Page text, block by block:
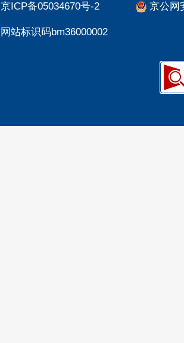
京ICP备05034670号-2 京公网
网站标识码bm36000002